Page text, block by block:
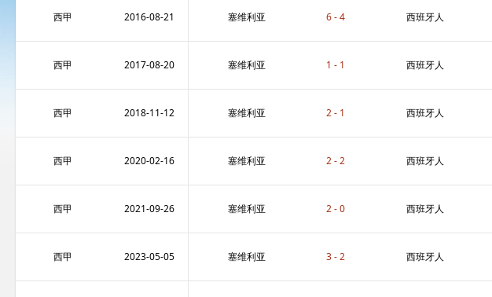
西甲 2016-08-21 塞维利亚 6 - 4 西班牙人
西甲 2017-08-20 塞维利亚 1 - 1 西班牙人
西甲 2018-11-12 塞维利亚 2 - 1 西班牙人
西甲 2020-02-16 塞维利亚 2 - 2 西班牙人
西甲 2021-09-26 塞维利亚 2 - 0 西班牙人
西甲 2023-05-05 塞维利亚 3 - 2 西班牙人